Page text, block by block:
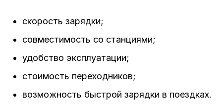
скорость зарядки;
совместимость со станциями;
удобство эксплуатации;
стоимость переходников;
возможность быстрой зарядки в поездках.